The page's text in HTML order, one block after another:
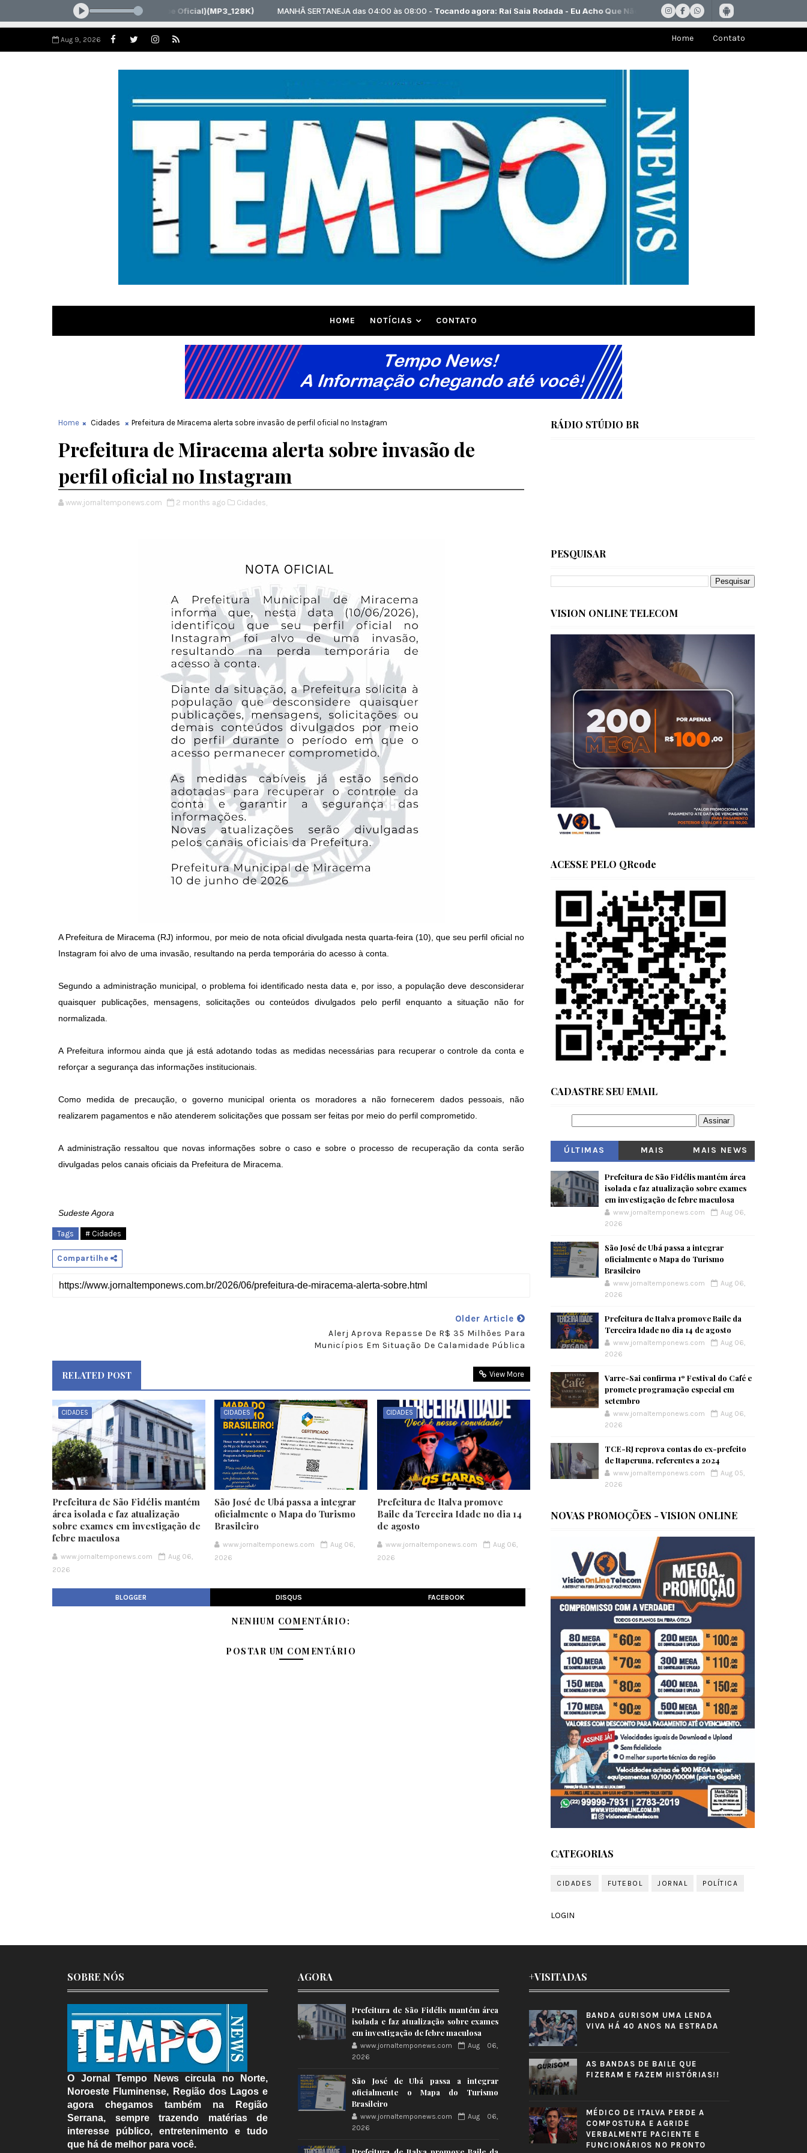
Aug 9, 2026 Home Contato
HOME NOTÍCIAS CONTATO
Home Cidades Prefeitura de Miracema alerta sobre invasão de perfil oficial no Instagram
Prefeitura de Miracema alerta sobre invasão de
perfil oficial no Instagram
www.jornaltemponews.com 2 months ago Cidades,
A Prefeitura de Miracema (RJ) informou, por meio de nota oficial divulgada nesta quarta-feira (10), que seu perfil oficial no
Instagram foi alvo de uma invasão, resultando na perda temporária do acesso à conta.
Segundo a administração municipal, o problema foi identificado nesta data e, por isso, a população deve desconsiderar
quaisquer publicações, mensagens, solicitações ou conteúdos divulgados pelo perfil enquanto a situação não for
normalizada.
A Prefeitura informou ainda que já está adotando todas as medidas necessárias para recuperar o controle da conta e
reforçar a segurança das informações institucionais.
Como medida de precaução, o governo municipal orienta os moradores a não fornecerem dados pessoais, não
realizarem pagamentos e não atenderem solicitações que possam ser feitas por meio do perfil comprometido.
A administração ressaltou que novas informações sobre o caso e sobre o processo de recuperação da conta serão
divulgadas pelos canais oficiais da Prefeitura de Miracema.
Sudeste Agora
Tags # Cidades
Compartilhe
Older Article
Alerj Aprova Repasse De R$ 35 Milhões Para
Municípios Em Situação De Calamidade Pública
RELATED POST View More
CIDADES
Prefeitura de São Fidélis mantém
área isolada e faz atualização
sobre exames em investigação de
febre maculosa
www.jornaltemponews.com
Aug 06,
2026
CIDADES
São José de Ubá passa a integrar
oficialmente o Mapa do Turismo
Brasileiro
www.jornaltemponews.com
Aug 06,
2026
CIDADES
Prefeitura de Italva promove
Baile da Terceira Idade no dia 14
de agosto
www.jornaltemponews.com
Aug 06,
2026
BLOGGER DISQUS FACEBOOK
NENHUM COMENTÁRIO:
POSTAR UM COMENTÁRIO
RÁDIO STÚDIO BR
PESQUISAR
VISION ONLINE TELECOM
ACESSE PELO QRcode
CADASTRE SEU EMAIL
ÚLTIMAS
MAIS
MAIS NEWS
Prefeitura de São Fidélis mantém área
isolada e faz atualização sobre exames
em investigação de febre maculosa
www.jornaltemponews.com
Aug 06,
2026
São José de Ubá passa a integrar
oficialmente o Mapa do Turismo
Brasileiro
www.jornaltemponews.com
Aug 06,
2026
Prefeitura de Italva promove Baile da
Terceira Idade no dia 14 de agosto
www.jornaltemponews.com
Aug 06,
2026
Varre-Sai confirma 1º Festival do Café e
promete programação especial em
setembro
www.jornaltemponews.com
Aug 06,
2026
TCE-RJ reprova contas do ex-prefeito
de Itaperuna, referentes a 2024
www.jornaltemponews.com
Aug 05,
2026
NOVAS PROMOÇÕES - VISION ONLINE
CATEGORIAS
CIDADES FUTEBOL JORNAL POLÍTICA
LOGIN
SOBRE NÓS
O Jornal Tempo News circula no Norte,
Noroeste Fluminense, Região dos Lagos e
agora chegamos também na Região
Serrana, sempre trazendo matérias de
interesse público, entretenimento e tudo
que há de melhor para você.
AGORA
Prefeitura de São Fidélis mantém área
isolada e faz atualização sobre exames
em investigação de febre maculosa
www.jornaltemponews.com
Aug 06,
2026
São José de Ubá passa a integrar
oficialmente o Mapa do Turismo
Brasileiro
www.jornaltemponews.com
Aug 06,
2026
+VISITADAS
BANDA GURISOM UMA LENDA
VIVA HÁ 40 ANOS NA ESTRADA
AS BANDAS DE BAILE QUE
FIZERAM E FAZEM HISTÓRIAS!!
MÉDICO DE ITALVA PERDE A
COMPOSTURA E AGRIDE
VERBALMENTE PACIENTE E
FUNCIONÁRIOS NO PRONTO